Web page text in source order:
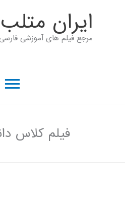
ايران متلب
مرجع فیلم های آموزشی